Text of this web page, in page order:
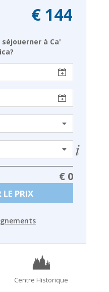
€ 144
à Ca'
€ 0
LE PRIX
Centre Historique